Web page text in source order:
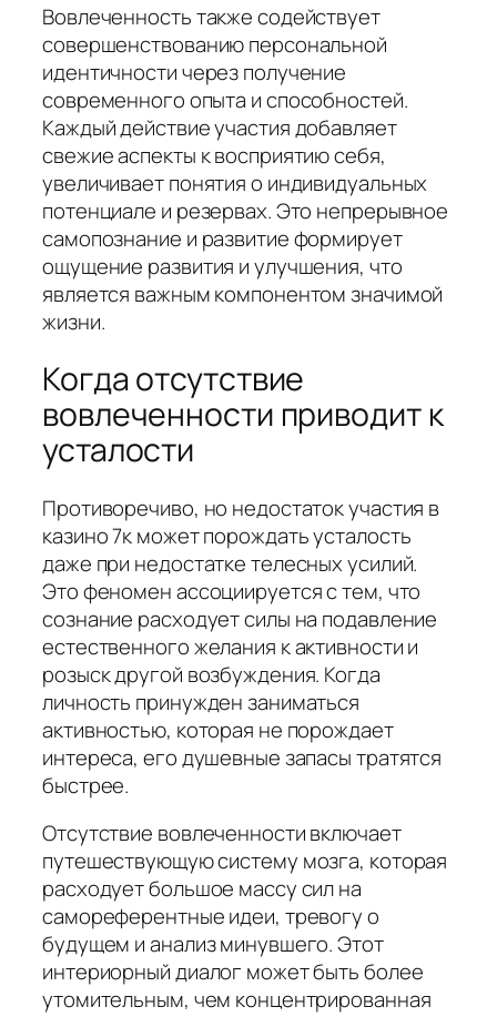
Вовлеченность также содействует
совершенствованию персональной
идентичности через получение
современного опыта и способностей.
Каждый действие участия добавляет
свежие аспекты к восприятию себя,
увеличивает понятия о индивидуальных
потенциале и резервах. Это непрерывное
самопознание и развитие формирует
ощущение развития и улучшения, что
является важным компонентом значимой
жизни.
Когда отсутствие
вовлеченности приводит к
усталости
Противоречиво, но недостаток участия в
казино 7к может порождать усталость
даже при недостатке телесных усилий.
Это феномен ассоциируется с тем, что
сознание расходует силы на подавление
естественного желания к активности и
розыск другой возбуждения. Когда
личность принужден заниматься
активностью, которая не порождает
интереса, его душевные запасы тратятся
быстрее.
Отсутствие вовлеченности включает
путешествующую систему мозга, которая
расходует большое массу сил на
самореферентные идеи, тревогу о
будущем и анализ минувшего. Этот
интериорный диалог может быть более
утомительным, чем концентрированная